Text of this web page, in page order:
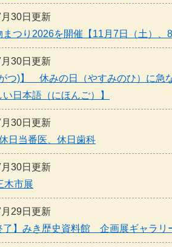
30日更新
まつり2026を開催【11月7日（土）、8
30日更新
がつ)】 休みの日（やすみのひ）に急
い日本語（にほんご）】
30日更新
休日当番医、休日歯科
30日更新
木市展
29日更新
了】みき歴史資料館 企画展ギャラリ